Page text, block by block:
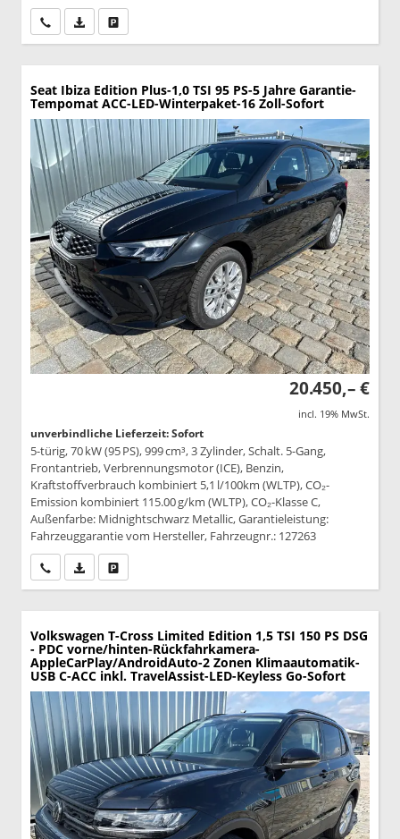
Wir rufen Sie anPDF-Datei, Fahrzeugexposé drucken
Seat Ibiza Edition Plus-1,0 TSI 95 PS-5 Jahre Garantie-
Tempomat ACC-LED-Winterpaket-16 Zoll-Sofort
20.450,– €
incl. 19% MwSt.
unverbindliche Lieferzeit: Sofort
5-türig, 70 kW (95 PS), 999 cm³, 3 Zylinder, Schalt. 5-Gang,
Frontantrieb, Verbrennungsmotor (ICE), Benzin,
Kraftstoffverbrauch kombiniert 5,1 l/100km (WLTP), CO₂-
Emission kombiniert 115.00 g/km (WLTP), CO₂-Klasse C,
Außenfarbe: Midnightschwarz Metallic, Garantieleistung:
Fahrzeuggarantie vom Hersteller, Fahrzeugnr.: 127263
Wir rufen Sie anPDF-Datei, Fahrzeugexposé drucken
Volkswagen T-Cross Limited Edition 1,5 TSI 150 PS DSG
- PDC vorne/hinten-Rückfahrkamera-
AppleCarPlay/AndroidAuto-2 Zonen Klimaautomatik-
USB C-ACC inkl. TravelAssist-LED-Keyless Go-Sofort